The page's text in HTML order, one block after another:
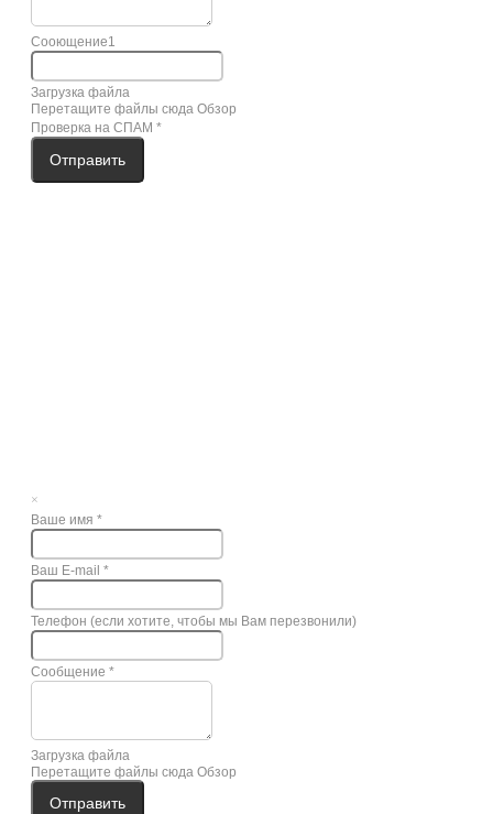
Сооющение1
Загрузка файла
Перетащите файлы сюда Обзор
Проверка на СПАМ *
Отправить
×
Ваше имя *
Ваш E-mail *
Телефон (если хотите, чтобы мы Вам перезвонили)
Сообщение *
Загрузка файла
Перетащите файлы сюда Обзор
Отправить